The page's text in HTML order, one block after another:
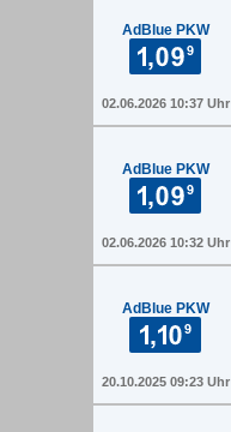
AdBlue PKW
02.06.2026 10:37 Uhr
AdBlue PKW
02.06.2026 10:32 Uhr
AdBlue PKW
20.10.2025 09:23 Uhr